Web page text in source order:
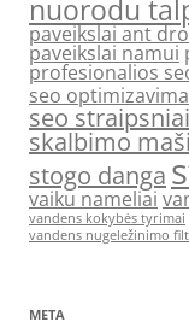
nuorodu
paveikslai ant
paveikslai namui
profesionalios
seo
seo straipsniai
skalbimo
stogo danga
vaiku nameliai
vandens kokybės tyrimai
vandens nugeležinimo
META